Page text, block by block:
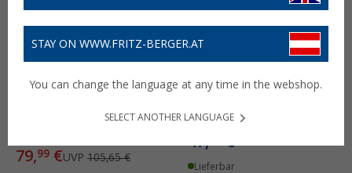
Emuk Universa III Pro
universal schwarz im Paar
79,99 €UVP 105,65 €
Caravanspiegel
47, €
Lieferbar
STAY ON WWW.FRITZ-BERGER.AT
You can change the language at any time in the webshop.
SELECT ANOTHER LANGUAGE